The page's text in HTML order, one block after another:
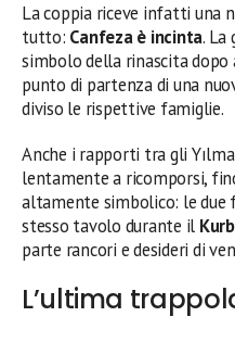
La coppia riceve infatti una
tutto: Canfeza è incinta. La
simbolo della rinascita
punto di partenza di una
diviso le rispettive famiglie.
Anche i rapporti tra gli
lentamente a ricomporsi,
altamente simbolico: le due
stesso tavolo durante il
parte rancori e desideri di
L’ultima